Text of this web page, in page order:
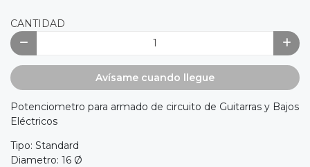
CANTIDAD
Avísame cuando llegue
Potenciometro para armado de circuito de Guitarras y Bajos
Eléctricos
Tipo: Standard
Diametro: 16 Ø